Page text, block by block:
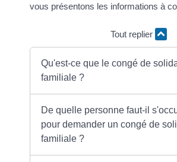
vous présentons les informations à
Tout replier
Qu'est-ce que le congé de
familiale ?
De quelle personne faut-il
pour demander un congé de
familiale ?